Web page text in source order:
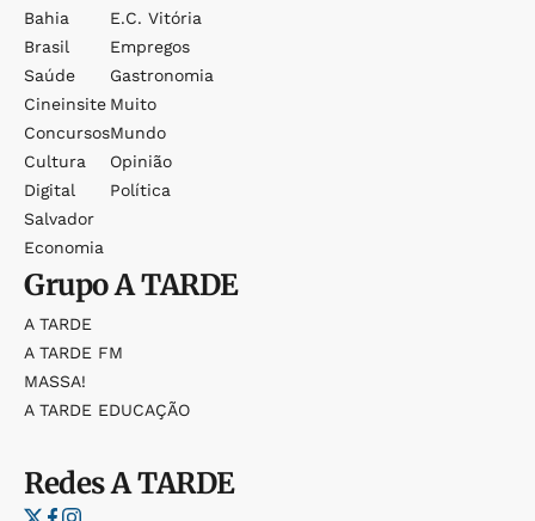
Bahia
Brasil
Saúde
Cineinsite
Concursos
Cultura
Digital
Salvador
Economia
E.c. Vitória
Empregos
Gastronomia
Muito
Mundo
Opinião
Política
GrupoA TARDE
A TARDE
A TARDE FM
MASSA!
A TARDE EDUCAÇÃO
RedesA TARDE